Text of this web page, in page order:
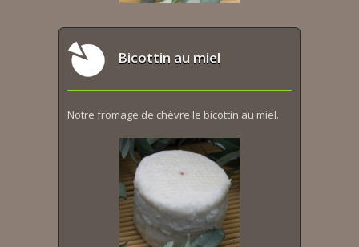
Bicottin au miel
Notre fromage de chèvre le bicottin au miel.